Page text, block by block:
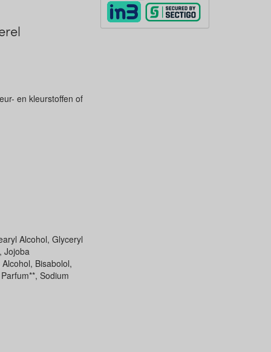
en kleurstoffen of
Alcohol, Glyceryl
Jojoba
Bisabolol,
Sodium